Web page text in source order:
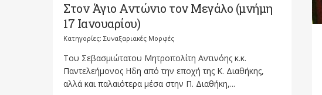
Στον Άγιο Αντώνιο τον Μεγάλο (μνήμη
17 Ιανουαρίου)
Κατηγορίες: Συναξαριακές Μορφές
Του Σεβασμιώτατου Μητροπολίτη Αντινόης κ.κ.
Παντελεήμονος Ηδη από την εποχή της Κ. Διαθήκης,
αλλά και παλαιότερα μέσα στην Π. Διαθήκη,...